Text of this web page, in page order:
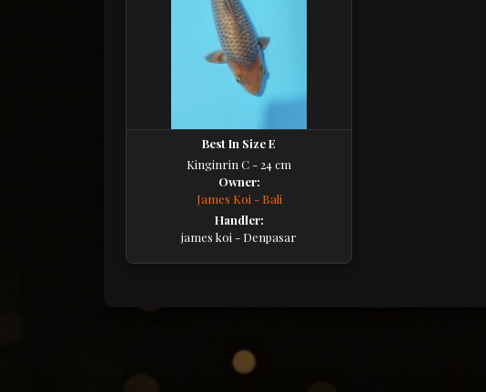
Best In Size E
Kinginrin C - 24 cm
Owner:
James Koi - Bali
Handler:
james koi - Denpasar